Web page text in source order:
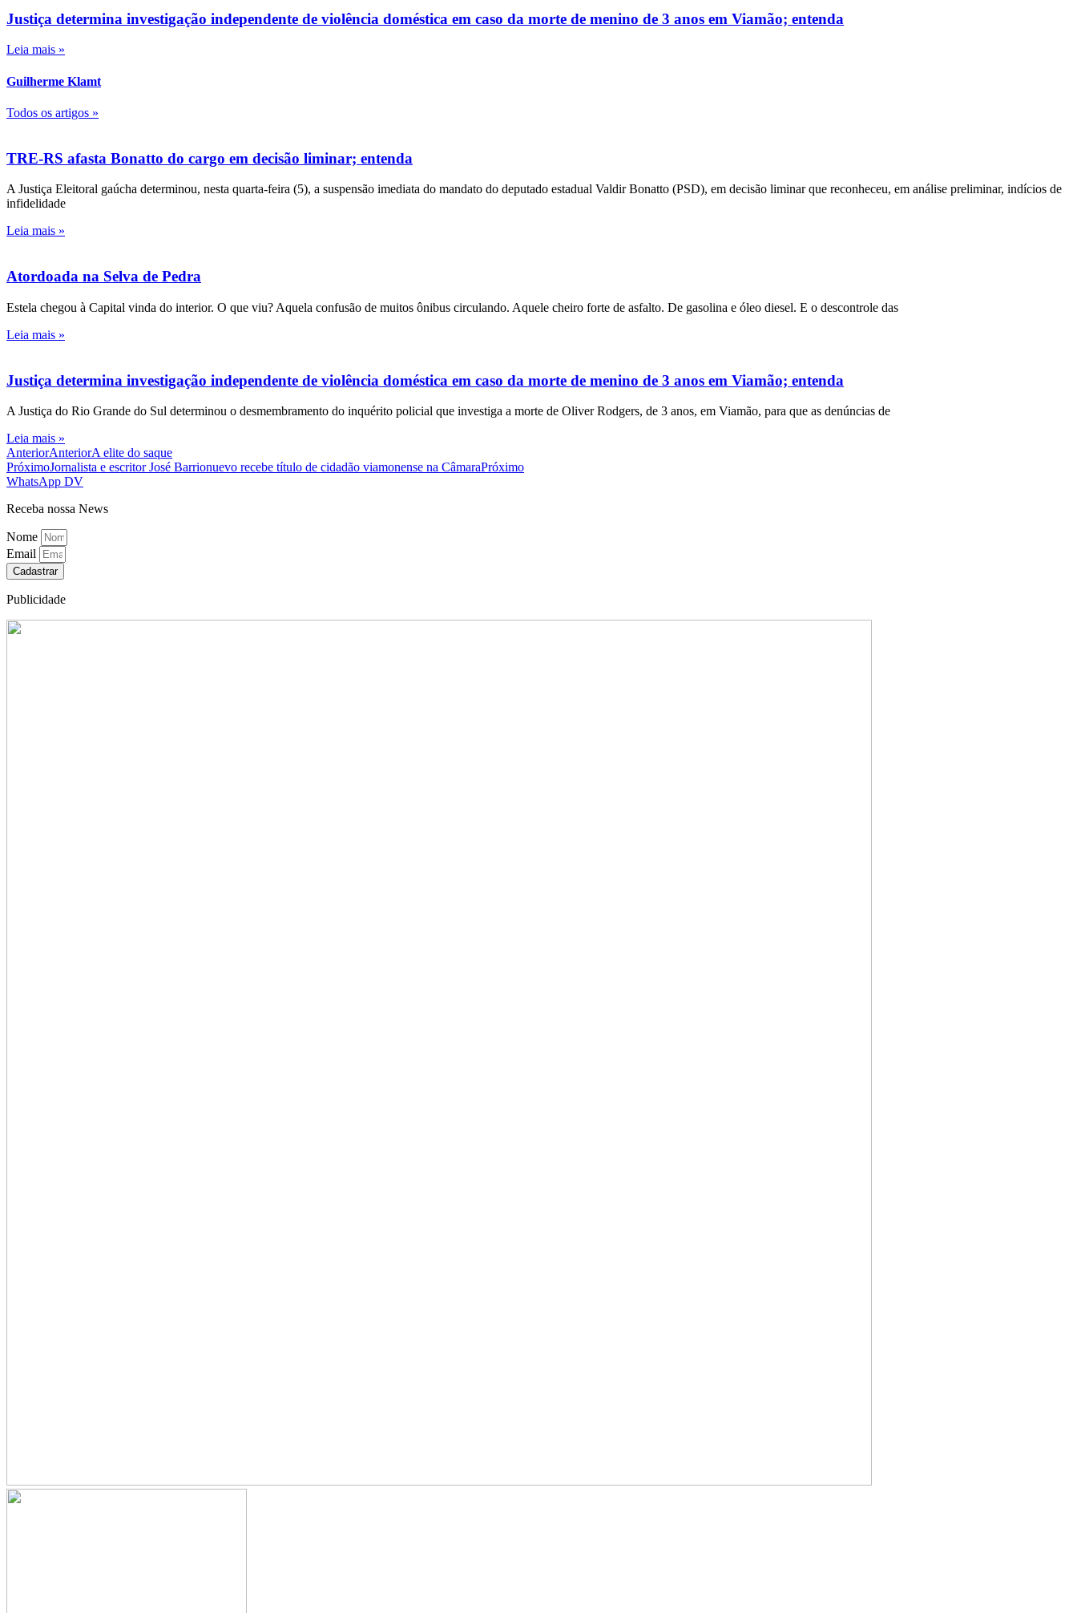
Justiça determina investigação independente de violência doméstica em caso da morte de menino de 3 anos em Viamão; entenda
Leia mais »
Guilherme Klamt
Todos os artigos »
TRE-RS afasta Bonatto do cargo em decisão liminar; entenda
A Justiça Eleitoral gaúcha determinou, nesta quarta-feira (5), a suspensão imediata do mandato do deputado estadual Valdir Bonatto (PSD), em decisão liminar que reconheceu, em análise preliminar, indícios de
infidelidade
Leia mais »
Atordoada na Selva de Pedra
Estela chegou à Capital vinda do interior. O que viu? Aquela confusão de muitos ônibus circulando. Aquele cheiro forte de asfalto. De gasolina e óleo diesel. E o descontrole das
Leia mais »
Justiça determina investigação independente de violência doméstica em caso da morte de menino de 3 anos em Viamão; entenda
A Justiça do Rio Grande do Sul determinou o desmembramento do inquérito policial que investiga a morte de Oliver Rodgers, de 3 anos, em Viamão, para que as denúncias de
Leia mais »
AnteriorAnteriorA elite do saque
PróximoJornalista e escritor José Barrionuevo recebe título de cidadão viamonense na CâmaraPróximo
WhatsApp DV
Receba nossa News
Nome
Email
Cadastrar
Publicidade